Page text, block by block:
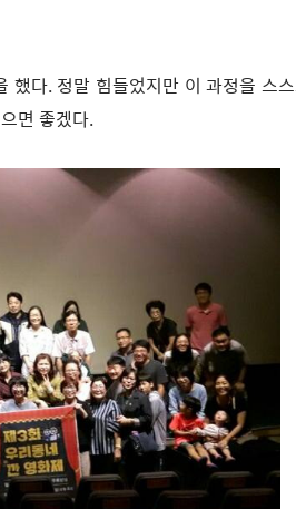
다. 정말 힘들었지만 이 과정을 스
면 좋겠다.